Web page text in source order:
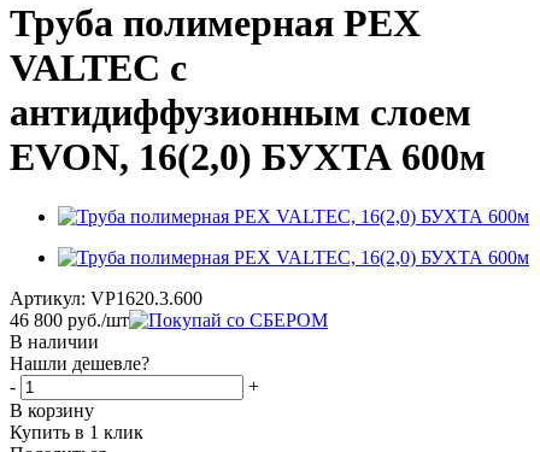
Труба полимерная PEX
VALTEC с
антидиффузионным слоем
EVON, 16(2,0) БУХТА 600м
Артикул: VP1620.3.600
46 800 руб./шт
В наличии
Нашли дешевле?
-
+
В корзину
Купить в 1 клик